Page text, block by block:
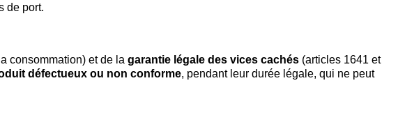
de port.
consommation) et de la garantie légale des vices cachés (articles 1641 et
défectueux ou non conforme, pendant leur durée légale, qui ne peut